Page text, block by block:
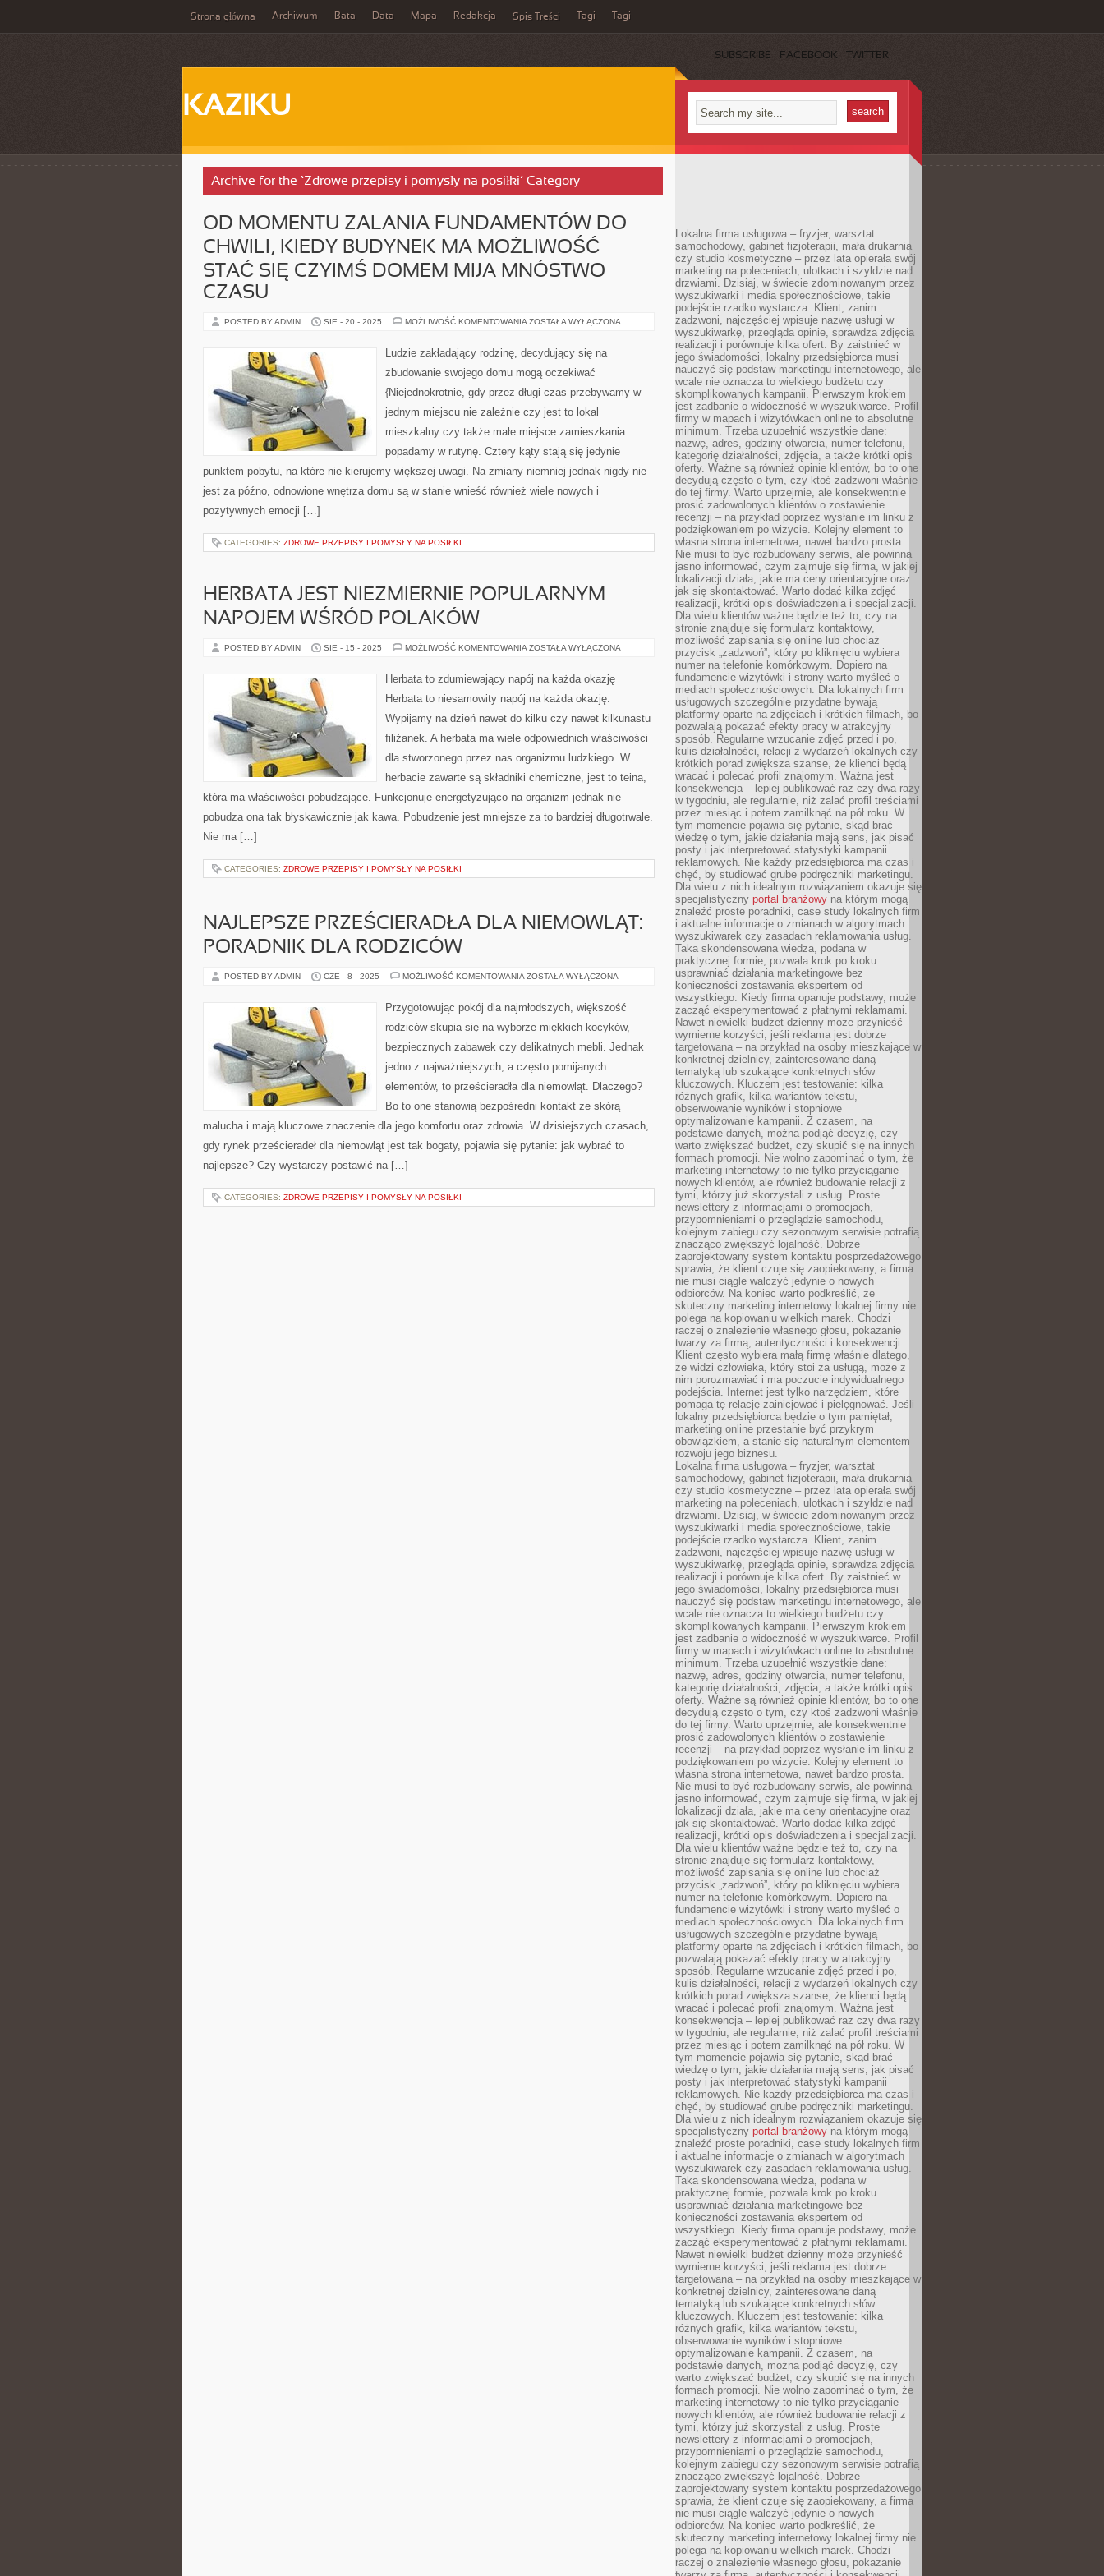
Strona główna Archiwum Bata Data Mapa Redakcja Spis Treści Tagi Tagi
SUBSCRIBE FACEBOOK TWITTER
KAZIKU
Archive for the ‘Zdrowe przepisy i pomysły na posiłki’ Category
OD MOMENTU ZALANIA FUNDAMENTÓW DO
CHWILI, KIEDY BUDYNEK MA MOŻLIWOŚĆ
STAĆ SIĘ CZYIMŚ DOMEM MIJA MNÓSTWO
CZASU
POSTED BY ADMIN SIE - 20 - 2025 MOŻLIWOŚĆ KOMENTOWANIA OD
FUNDAMENTÓW
DO
KIEDY
MA
STAĆ
SIĘ
CZYIMŚ
DOMEM
MIJA
MNÓSTWO
CZASU
ZOSTAŁA WYŁĄCZONA
Ludzie zakładający rodzinę, decydujący się na
zbudowanie swojego domu mogą oczekiwać
{Niejednokrotnie, gdy przez długi czas przebywamy w
jednym miejscu nie zależnie czy jest to lokal
mieszkalny czy także małe miejsce zamieszkania
popadamy w rutynę. Cztery kąty stają się jedynie
punktem pobytu, na które nie kierujemy większej uwagi. Na zmiany niemniej jednak nigdy nie
jest za późno, odnowione wnętrza domu są w stanie wnieść również wiele nowych i
pozytywnych emocji […]
CATEGORIES: ZDROWE PRZEPISY I POMYSŁY NA POSIŁKI
HERBATA JEST NIEZMIERNIE POPULARNYM
NAPOJEM WŚRÓD POLAKÓW
POSTED BY ADMIN SIE - 15 - 2025 MOŻLIWOŚĆ KOMENTOWANIA HERBATA
POPULARNYM
NAPOJEM
POLAKÓW
ZOSTAŁA WYŁĄCZONA
Herbata to zdumiewający napój na każda okazję
Herbata to niesamowity napój na każda okazję.
Wypijamy na dzień nawet do kilku czy nawet kilkunastu
filiżanek. A herbata ma wiele odpowiednich właściwości
dla stworzonego przez nas organizmu ludzkiego. W
herbacie zawarte są składniki chemiczne, jest to teina,
która ma właściwości pobudzające. Funkcjonuje energetyzująco na organizm jednak nie
pobudza ona tak błyskawicznie jak kawa. Pobudzenie jest mniejsze za to bardziej długotrwale.
Nie ma […]
CATEGORIES: ZDROWE PRZEPISY I POMYSŁY NA POSIŁKI
NAJLEPSZE PRZEŚCIERADŁA DLA NIEMOWLĄT:
PORADNIK DLA RODZICÓW
POSTED BY ADMIN CZE - 8 - 2025 MOŻLIWOŚĆ KOMENTOWANIA NAJLEPSZE
NIEMOWLĄT:
PORADNIK
RODZICÓW
ZOSTAŁA WYŁĄCZONA
Przygotowując pokój dla najmłodszych, większość
rodziców skupia się na wyborze miękkich kocyków,
bezpiecznych zabawek czy delikatnych mebli. Jednak
jedno z najważniejszych, a często pomijanych
elementów, to prześcieradła dla niemowląt. Dlaczego?
Bo to one stanowią bezpośredni kontakt ze skórą
malucha i mają kluczowe znaczenie dla jego komfortu oraz zdrowia. W dzisiejszych czasach,
gdy rynek prześcieradeł dla niemowląt jest tak bogaty, pojawia się pytanie: jak wybrać to
najlepsze? Czy wystarczy postawić na […]
CATEGORIES: ZDROWE PRZEPISY I POMYSŁY NA POSIŁKI
Lokalna firma usługowa – fryzjer, warsztat
samochodowy, gabinet fizjoterapii, mała drukarnia
czy studio kosmetyczne – przez lata opierała swój
marketing na poleceniach, ulotkach i szyldzie nad
drzwiami. Dzisiaj, w świecie zdominowanym przez
wyszukiwarki i media społecznościowe, takie
podejście rzadko wystarcza. Klient, zanim
zadzwoni, najczęściej wpisuje nazwę usługi w
wyszukiwarkę, przegląda opinie, sprawdza zdjęcia
realizacji i porównuje kilka ofert. By zaistnieć w
jego świadomości, lokalny przedsiębiorca musi
nauczyć się podstaw marketingu internetowego, ale
wcale nie oznacza to wielkiego budżetu czy
skomplikowanych kampanii. Pierwszym krokiem
jest zadbanie o widoczność w wyszukiwarce. Profil
firmy w mapach i wizytówkach online to absolutne
minimum. Trzeba uzupełnić wszystkie dane:
nazwę, adres, godziny otwarcia, numer telefonu,
kategorię działalności, zdjęcia, a także krótki opis
oferty. Ważne są również opinie klientów, bo to one
decydują często o tym, czy ktoś zadzwoni właśnie
do tej firmy. Warto uprzejmie, ale konsekwentnie
prosić zadowolonych klientów o zostawienie
recenzji – na przykład poprzez wysłanie im linku z
podziękowaniem po wizycie. Kolejny element to
własna strona internetowa, nawet bardzo prosta.
Nie musi to być rozbudowany serwis, ale powinna
jasno informować, czym zajmuje się firma, w jakiej
lokalizacji działa, jakie ma ceny orientacyjne oraz
jak się skontaktować. Warto dodać kilka zdjęć
realizacji, krótki opis doświadczenia i specjalizacji.
Dla wielu klientów ważne będzie też to, czy na
stronie znajduje się formularz kontaktowy,
możliwość zapisania się online lub chociaż
przycisk „zadzwoń”, który po kliknięciu wybiera
numer na telefonie komórkowym. Dopiero na
fundamencie wizytówki i strony warto myśleć o
mediach społecznościowych. Dla lokalnych firm
usługowych szczególnie przydatne bywają
platformy oparte na zdjęciach i krótkich filmach, bo
pozwalają pokazać efekty pracy w atrakcyjny
sposób. Regularne wrzucanie zdjęć przed i po,
kulis działalności, relacji z wydarzeń lokalnych czy
krótkich porad zwiększa szanse, że klienci będą
wracać i polecać profil znajomym. Ważna jest
konsekwencja – lepiej publikować raz czy dwa razy
w tygodniu, ale regularnie, niż zalać profil treściami
przez miesiąc i potem zamilknąć na pół roku. W
tym momencie pojawia się pytanie, skąd brać
wiedzę o tym, jakie działania mają sens, jak pisać
posty i jak interpretować statystyki kampanii
reklamowych. Nie każdy przedsiębiorca ma czas i
chęć, by studiować grube podręczniki marketingu.
Dla wielu z nich idealnym rozwiązaniem okazuje się
specjalistyczny portal branżowy na którym mogą
znaleźć proste poradniki, case study lokalnych firm
i aktualne informacje o zmianach w algorytmach
wyszukiwarek czy zasadach reklamowania usług.
Taka skondensowana wiedza, podana w
praktycznej formie, pozwala krok po kroku
usprawniać działania marketingowe bez
konieczności zostawania ekspertem od
wszystkiego. Kiedy firma opanuje podstawy, może
zacząć eksperymentować z płatnymi reklamami.
Nawet niewielki budżet dzienny może przynieść
wymierne korzyści, jeśli reklama jest dobrze
targetowana – na przykład na osoby mieszkające w
konkretnej dzielnicy, zainteresowane daną
tematyką lub szukające konkretnych słów
kluczowych. Kluczem jest testowanie: kilka
różnych grafik, kilka wariantów tekstu,
obserwowanie wyników i stopniowe
optymalizowanie kampanii. Z czasem, na
podstawie danych, można podjąć decyzję, czy
warto zwiększać budżet, czy skupić się na innych
formach promocji. Nie wolno zapominać o tym, że
marketing internetowy to nie tylko przyciąganie
nowych klientów, ale również budowanie relacji z
tymi, którzy już skorzystali z usług. Proste
newslettery z informacjami o promocjach,
przypomnieniami o przeglądzie samochodu,
kolejnym zabiegu czy sezonowym serwisie potrafią
znacząco zwiększyć lojalność. Dobrze
zaprojektowany system kontaktu posprzedażowego
sprawia, że klient czuje się zaopiekowany, a firma
nie musi ciągle walczyć jedynie o nowych
odbiorców. Na koniec warto podkreślić, że
skuteczny marketing internetowy lokalnej firmy nie
polega na kopiowaniu wielkich marek. Chodzi
raczej o znalezienie własnego głosu, pokazanie
twarzy za firmą, autentyczności i konsekwencji.
Klient często wybiera małą firmę właśnie dlatego,
że widzi człowieka, który stoi za usługą, może z
nim porozmawiać i ma poczucie indywidualnego
podejścia. Internet jest tylko narzędziem, które
pomaga tę relację zainicjować i pielęgnować. Jeśli
lokalny przedsiębiorca będzie o tym pamiętał,
marketing online przestanie być przykrym
obowiązkiem, a stanie się naturalnym elementem
rozwoju jego biznesu.
Lokalna firma usługowa – fryzjer, warsztat
samochodowy, gabinet fizjoterapii, mała drukarnia
czy studio kosmetyczne – przez lata opierała swój
marketing na poleceniach, ulotkach i szyldzie nad
drzwiami. Dzisiaj, w świecie zdominowanym przez
wyszukiwarki i media społecznościowe, takie
podejście rzadko wystarcza. Klient, zanim
zadzwoni, najczęściej wpisuje nazwę usługi w
wyszukiwarkę, przegląda opinie, sprawdza zdjęcia
realizacji i porównuje kilka ofert. By zaistnieć w
jego świadomości, lokalny przedsiębiorca musi
nauczyć się podstaw marketingu internetowego, ale
wcale nie oznacza to wielkiego budżetu czy
skomplikowanych kampanii. Pierwszym krokiem
jest zadbanie o widoczność w wyszukiwarce. Profil
firmy w mapach i wizytówkach online to absolutne
minimum. Trzeba uzupełnić wszystkie dane:
nazwę, adres, godziny otwarcia, numer telefonu,
kategorię działalności, zdjęcia, a także krótki opis
oferty. Ważne są również opinie klientów, bo to one
decydują często o tym, czy ktoś zadzwoni właśnie
do tej firmy. Warto uprzejmie, ale konsekwentnie
prosić zadowolonych klientów o zostawienie
recenzji – na przykład poprzez wysłanie im linku z
podziękowaniem po wizycie. Kolejny element to
własna strona internetowa, nawet bardzo prosta.
Nie musi to być rozbudowany serwis, ale powinna
jasno informować, czym zajmuje się firma, w jakiej
lokalizacji działa, jakie ma ceny orientacyjne oraz
jak się skontaktować. Warto dodać kilka zdjęć
realizacji, krótki opis doświadczenia i specjalizacji.
Dla wielu klientów ważne będzie też to, czy na
stronie znajduje się formularz kontaktowy,
możliwość zapisania się online lub chociaż
przycisk „zadzwoń”, który po kliknięciu wybiera
numer na telefonie komórkowym. Dopiero na
fundamencie wizytówki i strony warto myśleć o
mediach społecznościowych. Dla lokalnych firm
usługowych szczególnie przydatne bywają
platformy oparte na zdjęciach i krótkich filmach, bo
pozwalają pokazać efekty pracy w atrakcyjny
sposób. Regularne wrzucanie zdjęć przed i po,
kulis działalności, relacji z wydarzeń lokalnych czy
krótkich porad zwiększa szanse, że klienci będą
wracać i polecać profil znajomym. Ważna jest
konsekwencja – lepiej publikować raz czy dwa razy
w tygodniu, ale regularnie, niż zalać profil treściami
przez miesiąc i potem zamilknąć na pół roku. W
tym momencie pojawia się pytanie, skąd brać
wiedzę o tym, jakie działania mają sens, jak pisać
posty i jak interpretować statystyki kampanii
reklamowych. Nie każdy przedsiębiorca ma czas i
chęć, by studiować grube podręczniki marketingu.
Dla wielu z nich idealnym rozwiązaniem okazuje się
specjalistyczny portal branżowy na którym mogą
znaleźć proste poradniki, case study lokalnych firm
i aktualne informacje o zmianach w algorytmach
wyszukiwarek czy zasadach reklamowania usług.
Taka skondensowana wiedza, podana w
praktycznej formie, pozwala krok po kroku
usprawniać działania marketingowe bez
konieczności zostawania ekspertem od
wszystkiego. Kiedy firma opanuje podstawy, może
zacząć eksperymentować z płatnymi reklamami.
Nawet niewielki budżet dzienny może przynieść
wymierne korzyści, jeśli reklama jest dobrze
targetowana – na przykład na osoby mieszkające w
konkretnej dzielnicy, zainteresowane daną
tematyką lub szukające konkretnych słów
kluczowych. Kluczem jest testowanie: kilka
różnych grafik, kilka wariantów tekstu,
obserwowanie wyników i stopniowe
optymalizowanie kampanii. Z czasem, na
podstawie danych, można podjąć decyzję, czy
warto zwiększać budżet, czy skupić się na innych
formach promocji. Nie wolno zapominać o tym, że
marketing internetowy to nie tylko przyciąganie
nowych klientów, ale również budowanie relacji z
tymi, którzy już skorzystali z usług. Proste
newslettery z informacjami o promocjach,
przypomnieniami o przeglądzie samochodu,
kolejnym zabiegu czy sezonowym serwisie potrafią
znacząco zwiększyć lojalność. Dobrze
zaprojektowany system kontaktu posprzedażowego
sprawia, że klient czuje się zaopiekowany, a firma
nie musi ciągle walczyć jedynie o nowych
odbiorców. Na koniec warto podkreślić, że
skuteczny marketing internetowy lokalnej firmy nie
polega na kopiowaniu wielkich marek. Chodzi
raczej o znalezienie własnego głosu, pokazanie